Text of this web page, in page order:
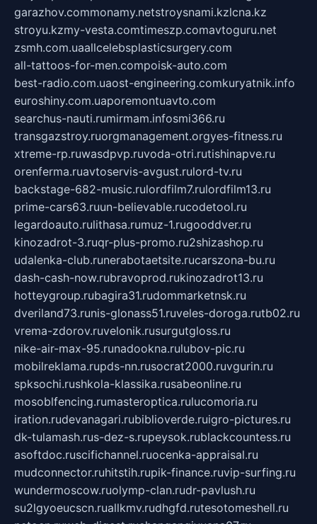
garazhov.commonamy.netstroysnami.kzlcna.kz
stroyu.kzmy-vesta.comtimeszp.comavtoguru.net
zsmh.com.uaallcelebsplasticsurgery.com
all-tattoos-for-men.compoisk-auto.com
best-radio.com.uaost-engineering.comkuryatnik.info
euroshiny.com.uaporemontuavto.com
searchus-nauti.rumirmam.infosmi366.ru
transgazstroy.ruorgmanagement.orgyes-fitness.ru
xtreme-rp.ruwasdpvp.ruvoda-otri.rutishinapve.ru
orenferma.ruavtoservis-avgust.rulord-tv.ru
backstage-682-music.rulordfilm7.rulordfilm13.ru
prime-cars63.ruun-believable.rucodetool.ru
legardoauto.rulithasa.rumuz-1.rugooddver.ru
kinozadrot-3.ruqr-plus-promo.ru2shizashop.ru
udalenka-club.runerabotaetsite.rucarszona-bu.ru
dash-cash-now.rubravoprod.rukinozadrot13.ru
hotteygroup.rubagira31.rudommarketnsk.ru
dveriland73.runis-glonass51.ruveles-doroga.rutb02.ru
vrema-zdorov.ruvelonik.rusurgutgloss.ru
nike-air-max-95.runadookna.rulubov-pic.ru
mobilreklama.rupds-nn.rusocrat2000.ruvgurin.ru
spksochi.rushkola-klassika.rusabeonline.ru
mosoblfencing.rumasteroptica.rulucomoria.ru
iration.rudevanagari.rubiblioverde.ruigro-pictures.ru
dk-tulamash.rus-dez-s.rupeysok.rublackcountess.ru
asoftdoc.ruscifichannel.ruocenka-appraisal.ru
mudconnector.ruhitstih.rupik-finance.ruvip-surfing.ru
wundermoscow.ruolymp-clan.rudr-pavlush.ru
su2lgyoeucscn.ruallkmv.rudhgfd.rutesotomeshell.ru